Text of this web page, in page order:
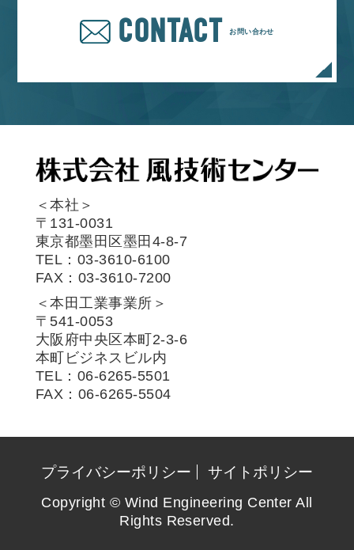
CONTACT お問い合わせ
＜本社＞
〒131-0031
東京都墨田区墨田4-8-7
TEL：03-3610-6100
FAX：03-3610-7200
＜本田工業事業所＞
〒541-0053
大阪府中央区本町2-3-6
本町ビジネスビル内
TEL：06-6265-5501
FAX：06-6265-5504
プライバシーポリシー サイトポリシー
Copyright © Wind Engineering Center All
Rights Reserved.